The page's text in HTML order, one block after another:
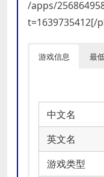
/apps/
t=1639735412[/
游戏信息 最
中文名
英文名
游戏类型